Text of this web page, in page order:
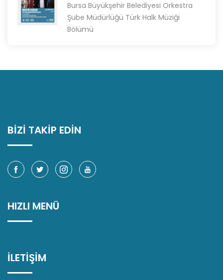
Bursa Büyükşehir Belediyesi Orkestra
Şube Müdürlüğü Türk Halk Müziği
Bölümü
BİZİ TAKİP EDİN
HIZLI MENÜ
İLETİŞİM